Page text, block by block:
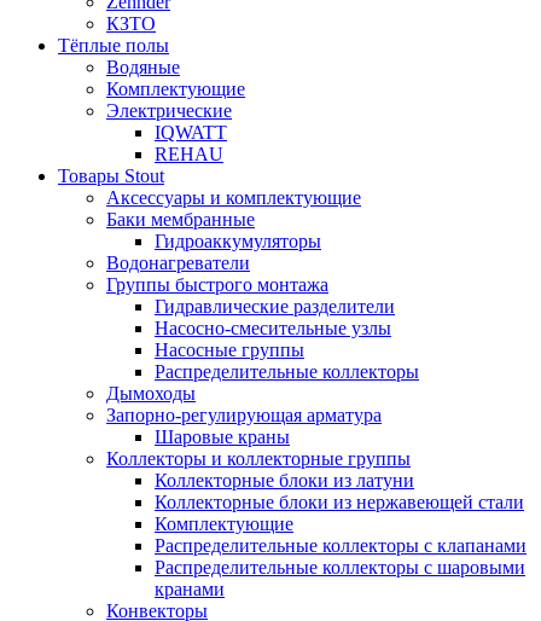
КЗТО
Тёплые полы
Водяные
Комплектующие
Электрические
IQWATT
REHAU
Товары Stout
Аксессуары и комплектующие
Баки мембранные
Гидроаккумуляторы
Водонагреватели
Группы быстрого монтажа
Гидравлические разделители
Насосно-смесительные узлы
Насосные группы
Распределительные коллекторы
Дымоходы
Запорно-регулирующая арматура
Шаровые краны
Коллекторы и коллекторные группы
Коллекторные блоки из латуни
Коллекторные блоки из нержавеющей стали
Комплектующие
Распределительные коллекторы с клапанами
Распределительные коллекторы с шаровыми
кранами
Конвекторы